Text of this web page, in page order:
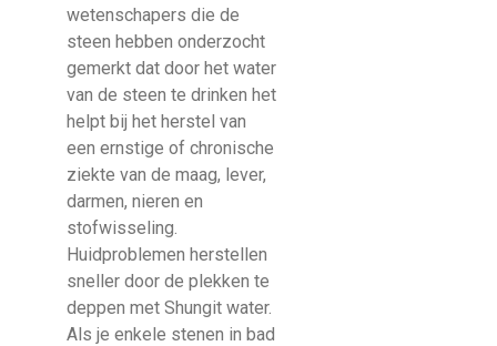
wetenschapers die de
steen hebben onderzocht
gemerkt dat door het water
van de steen te drinken het
helpt bij het herstel van
een ernstige of chronische
ziekte van de maag, lever,
darmen, nieren en
stofwisseling.
Huidproblemen herstellen
sneller door de plekken te
deppen met Shungit water.
Als je enkele stenen in bad